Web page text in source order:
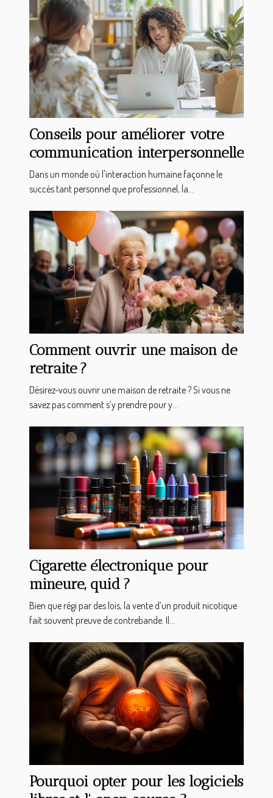
Conseils pour améliorer votre
communication interpersonnelle
Dans un monde où l'interaction humaine façonne le
succès tant personnel que professionnel, la...
Comment ouvrir une maison de
retraite ?
Désirez-vous ouvrir une maison de retraite ? Si vous ne
savez pas comment s’y prendre pour y...
Cigarette électronique pour
mineure, quid ?
Bien que régi par des lois, la vente d’un produit nicotique
fait souvent preuve de contrebande. Il...
Pourquoi opter pour les logiciels